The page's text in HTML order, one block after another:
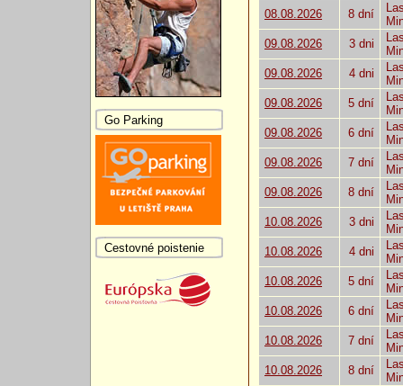
08.08.2026
8 dní
09.08.2026
3 dni
09.08.2026
4 dni
09.08.2026
5 dní
09.08.2026
6 dní
09.08.2026
7 dní
09.08.2026
8 dní
10.08.2026
3 dni
10.08.2026
4 dni
10.08.2026
5 dní
10.08.2026
6 dní
10.08.2026
7 dní
10.08.2026
8 dní
Go Parking
Cestovné poistenie